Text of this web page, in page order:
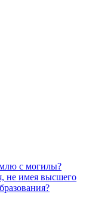
с могилы?
не имея высшего